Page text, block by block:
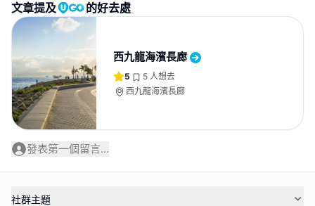
文章提及 的好去處
西九龍海濱長廊
5 5 人想去
西九龍海濱長廊
發表第一個留言...
社群主題